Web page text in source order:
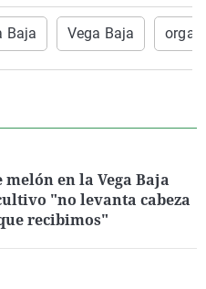
Baja Vega Baja
en la Vega Baja
"no levanta cabeza
recibimos"